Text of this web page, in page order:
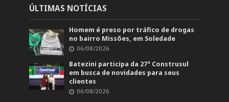
ÚLTIMAS NOTÍCIAS
Homem é preso por tráfico de drogas
no bairro Missões, em Soledade
06/08/2026
Batezini participa da 27ª Construsul
em busca de novidades para seus
clientes
06/08/2026